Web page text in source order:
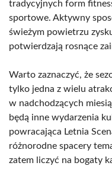
tradycyjnych form
sportowe. Aktywny
świeżym powietrzu
potwierdzają rosnące
Warto zaznaczyć, że
tylko jedna z wielu
w nadchodzących
będą inne wydarzenia
powracająca Letnia
różnorodne spacery
zatem liczyć na bogaty